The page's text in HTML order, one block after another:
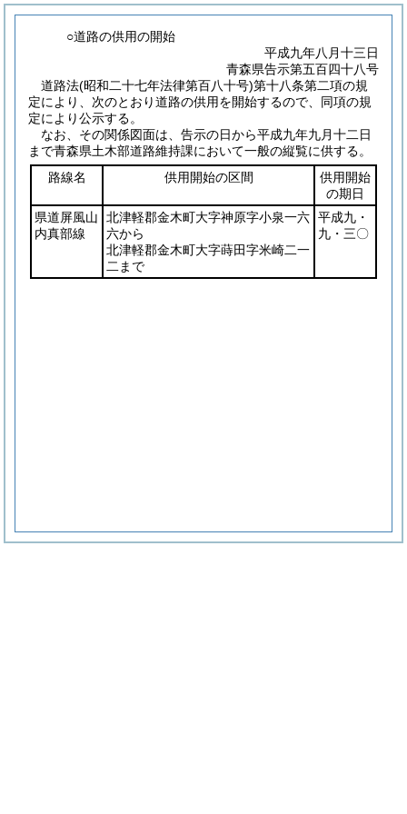
○道路の供用の開始
平成九年八月十三日
青森県告示第五百四十八号
道路法(昭和二十七年法律第百八十号)第十八条第二項の規
定により、次のとおり道路の供用を開始するので、同項の規
定により公示する。
なお、その関係図面は、告示の日から平成九年九月十二日
まで青森県土木部道路維持課において一般の縦覧に供する。
路線名
供用開始の区間
供用開始
の期日
県道屏風山
内真部線
北津軽郡金木町大字神原字小泉一六
六から
北津軽郡金木町大字蒔田字米崎二一
二まで
平成九・
九・三〇